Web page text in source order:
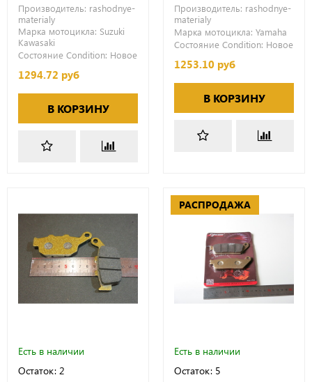
Производитель: rashodnye-
materialy
Марка мотоцикла: Suzuki
Kawasaki
Состояние Condition: Новое
1294.72 руб
В КОРЗИНУ
Производитель: rashodnye-
materialy
Марка мотоцикла: Yamaha
Состояние Condition: Новое
1253.10 руб
В КОРЗИНУ
Есть в наличии
Остаток: 2
РАСПРОДАЖА
Есть в наличии
Остаток: 5